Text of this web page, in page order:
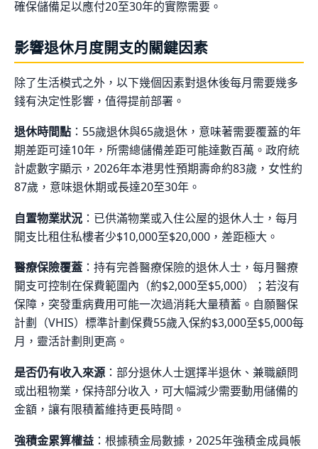
確保儲備足以應付20至30年的實際需要。
影響退休月度開支的關鍵因素
除了生活模式之外，以下幾個因素對退休後每月需要幾多
錢有決定性影響，值得提前部署。
退休時間點 ：55歲退休與65歲退休，意味著需要覆蓋的年
期差距可達10年，所需總儲備差距可能達數百萬。政府統
計處數字顯示，2026年本港男性預期壽命約83歲，女性約
87歲，意味退休期或長達20至30年。
自置物業狀況 ：已供滿物業或入住公屋的退休人士，每月
開支比租住私樓者少$10,000至$20,000，差距極大。
醫療保險覆蓋 ：持有完善醫療保險的退休人士，每月醫療
開支可控制在保費範圍內（約$2,000至$5,000）；若沒有
保障，突發重病費用可能一次過消耗大量積蓄。自願醫保
計劃（VHIS）標準計劃保費55歲入保約$3,000至$5,000每
月，靈活計劃則更高。
是否仍有收入來源 ：部分退休人士選擇半退休、兼職顧問
或出租物業，保持部分收入，可大幅減少需要動用儲備的
金額，讓有限積蓄維持更長時間。
強積金累算權益 ：根據積金局數據，2025年強積金成員帳